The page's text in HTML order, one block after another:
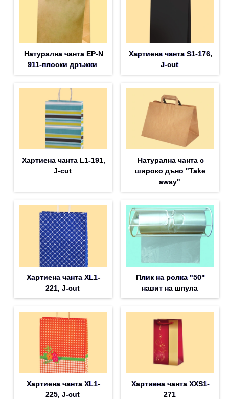
Натурална чанта EP-N
911-плоски дръжки
Хартиена чанта S1-176,
J-cut
Хартиена чанта L1-191,
J-cut
Натурална чанта с
широко дъно "Take
away"
Хартиена чанта XL1-
221, J-cut
Плик на ролка "50"
навит на шпула
Хартиена чанта XL1-
225, J-cut
Хартиена чанта XXS1-
271